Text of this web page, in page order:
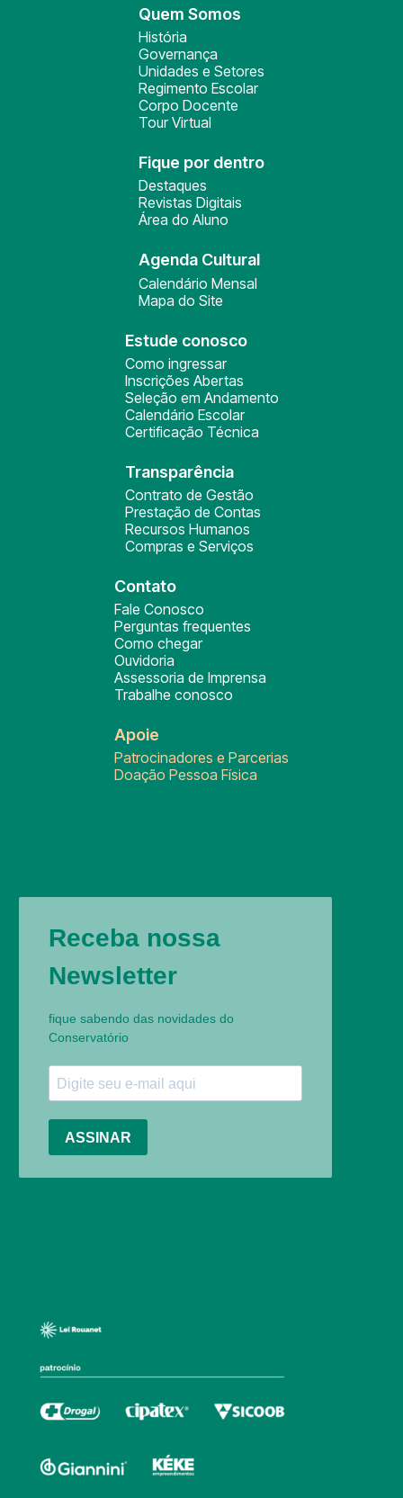
Quem Somos
História
Governança
Unidades e Setores
Regimento Escolar
Corpo Docente
Tour Virtual
Fique por dentro
Destaques
Revistas Digitais
Área do Aluno
Agenda Cultural
Calendário Mensal
Mapa do Site
Estude conosco
Como ingressar
Inscrições Abertas
Seleção em Andamento
Calendário Escolar
Certificação Técnica
Transparência
Contrato de Gestão
Prestação de Contas
Recursos Humanos
Compras e Serviços
Contato
Fale Conosco
Perguntas frequentes
Como chegar
Ouvidoria
Assessoria de Imprensa
Trabalhe conosco
Apoie
Patrocinadores e Parcerias
Doação Pessoa Física